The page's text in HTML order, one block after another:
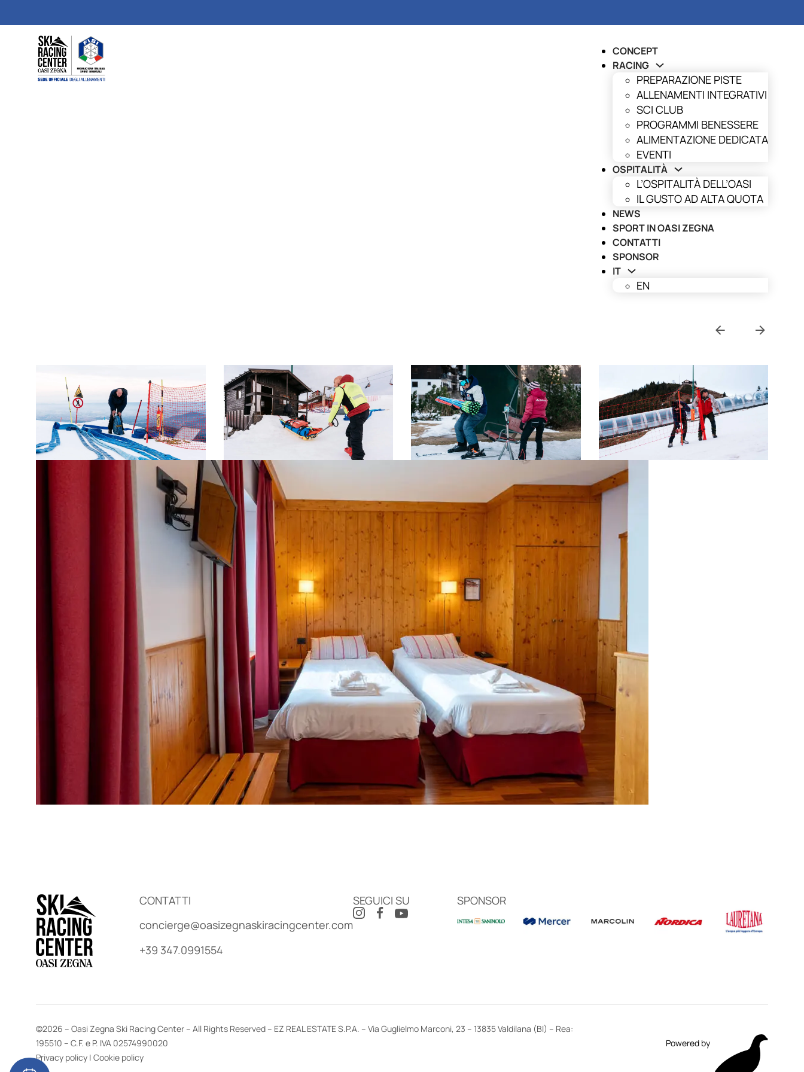
CONCEPT
RACING
PREPARAZIONE PISTE
ALLENAMENTI INTEGRATIVI
SCI CLUB
PROGRAMMI BENESSERE
ALIMENTAZIONE DEDICATA
EVENTI
OSPITALITÀ
L’OSPITALITÀ DELL’OASI
IL GUSTO AD ALTA QUOTA
NEWS
SPORT IN OASI ZEGNA
CONTATTI
SPONSOR
IT
EN
CONTATTI
concierge@oasizegnaskiracingcenter.com
+39 347.0991554
SEGUICI SU SPONSOR
©2026 – Oasi Zegna Ski Racing Center – All Rights Reserved – EZ REAL ESTATE S.P.A. – Via Guglielmo Marconi, 23 – 13835 Valdilana (BI) – Rea:
195510 – C.F. e P. IVA 02574990020
Privacy policy | Cookie policy
Powered by